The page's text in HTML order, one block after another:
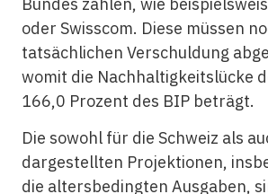
oder Swisscom. Diese müssen
tatsächlichen Verschuldung
womit die Nachhaltigkeitslücke
166,0 Prozent des BIP beträgt.
Die sowohl für die Schweiz als
dargestellten Projektionen,
die altersbedingten Ausgaben,